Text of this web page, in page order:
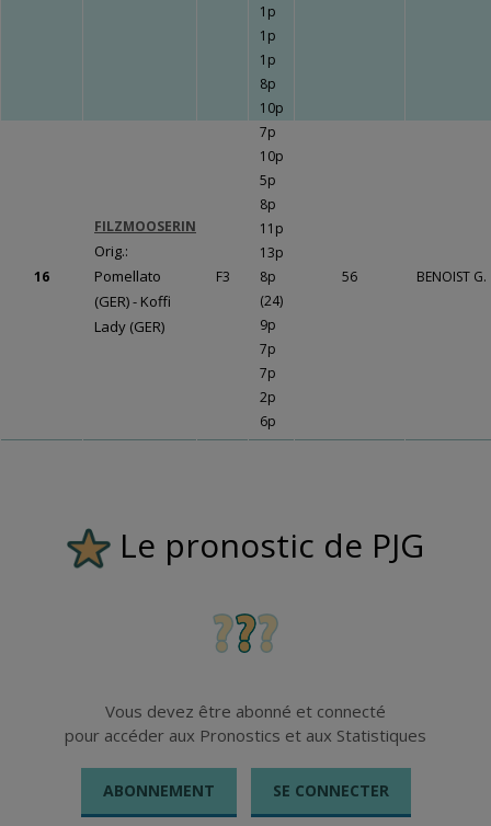
1p
1p
1p
8p
10p
16
FILZMOOSERIN
Orig.:
Pomellato
(GER) - Koffi
Lady (GER)
F3
7p
10p
5p
8p
11p
13p
8p
(24)
9p
7p
7p
2p
6p
56 BENOIST G.
Le pronostic de PJG
Vous devez être abonné et connecté
pour accéder aux Pronostics et aux Statistiques
ABONNEMENT SE CONNECTER